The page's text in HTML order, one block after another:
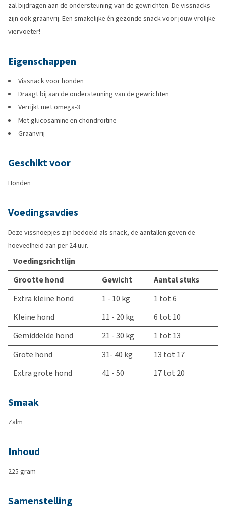
zal bijdragen aan de ondersteuning van de gewrichten. De vissnacks
zijn ook graanvrij. Een smakelijke én gezonde snack voor jouw vrolijke
viervoeter!
Eigenschappen
Vissnack voor honden
Draagt bij aan de ondersteuning van de gewrichten
Verrijkt met omega-3
Met glucosamine en chondroïtine
Graanvrij
Geschikt voor
Honden
Voedingsavdies
Deze vissnoepjes zijn bedoeld als snack, de aantallen geven de
hoeveelheid aan per 24 uur.
Voedingsrichtlijn
Grootte hond
Gewicht
Aantal stuks
Extra kleine hond
1 - 10 kg
1 tot 6
Kleine hond
11 - 20 kg
6 tot 10
Gemiddelde hond
21 - 30 kg
1 tot 13
Grote hond
31- 40 kg
13 tot 17
Extra grote hond
41 - 50 17 tot 20
Smaak
Zalm
Inhoud
225 gram
Samenstelling